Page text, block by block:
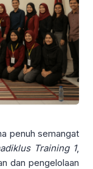
penuh semangat
Training 1,
dan pengelolaan